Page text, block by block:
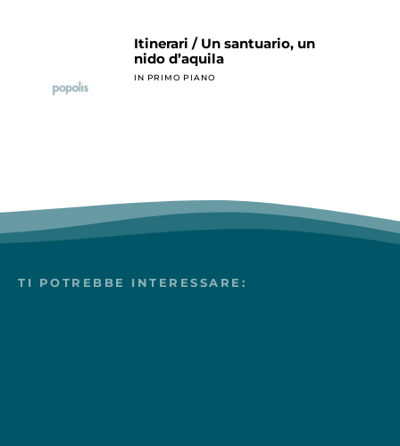
Itinerari / Un santuario, un
nido d’aquila
IN PRIMO PIANO
TI POTREBBE INTERESSARE: